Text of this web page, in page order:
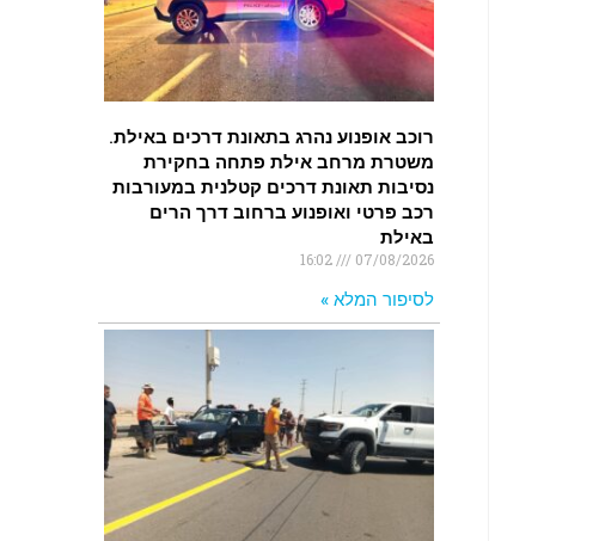
רוכב אופנוע נהרג בתאונת דרכים באילת.
משטרת מרחב אילת פתחה בחקירת
נסיבות תאונת דרכים קטלנית במעורבות
רכב פרטי ואופנוע ברחוב דרך הרים
באילת
07/08/2026
לסיפור המלא »